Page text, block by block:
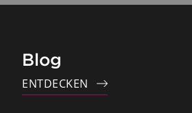
Blog
ENTDECKEN